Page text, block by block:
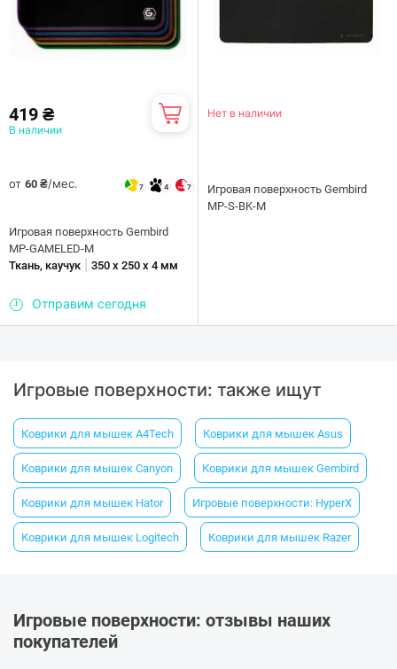
419 ₴
В наличии
от 60 ₴/мес. 7 4 7
Игровая поверхность Gembird
MP-GAMELED-M
Ткань, каучук
350 x 250 х 4 мм
Отправим сегодня
Нет в наличии
Игровая поверхность Gembird
MP-S-BK-M
Игровые поверхности: также ищут
Коврики для мышек A4Tech Коврики для мышек Asus
Коврики для мышек Canyon Коврики для мышек Gembird
Коврики для мышек Hator Игровые поверхности: HyperX
Коврики для мышек Logitech Коврики для мышек Razer
Игровые поверхности: отзывы наших
покупателей